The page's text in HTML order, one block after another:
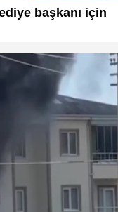
başkanı için